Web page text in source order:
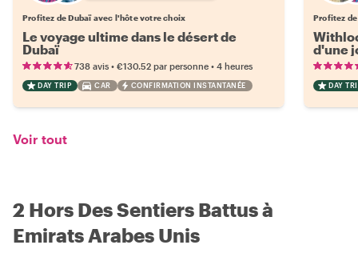
Profitez de Dubaï avec l'hôte votre choix
Le voyage ultime dans le désert de
Dubaï
738 avis • €130.52 par personne • 4 heures
DAY TRIP CAR CONFIRMATION INSTANTANÉE
Profitez
d'une
DAY
Voir tout
2 Hors Des Sentiers Battus à
Emirats Arabes Unis